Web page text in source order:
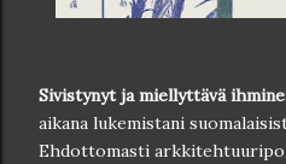
Sivistynyt ja miellyttävä
aikana lukemistani
Ehdottomasti